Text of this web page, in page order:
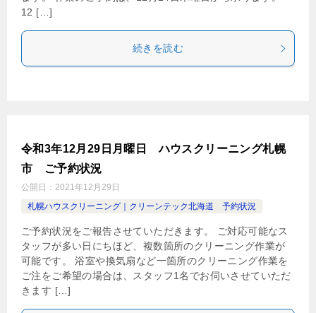
12 […]
続きを読む
令和3年12月29日月曜日 ハウスクリーニング札幌
市 ご予約状況
公開日： 2021年12月29日
札幌ハウスクリーニング｜クリーンテック北海道 予約状況
ご予約状況をご報告させていただきます。 ご対応可能なス
タッフが多い日にちほど、複数箇所のクリーニング作業が
可能です。 浴室や換気扇など一箇所のクリーニング作業を
ご注をご希望の場合は、スタッフ1名でお伺いさせていただ
きます […]